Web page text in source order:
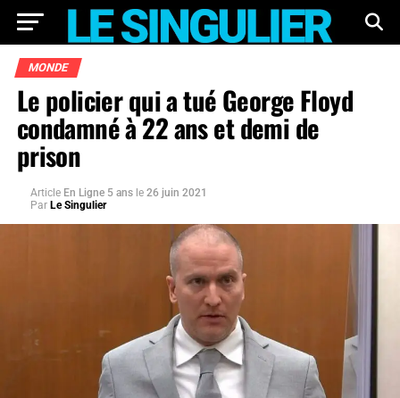
MONDE
Le policier qui a tué George Floyd
condamné à 22 ans et demi de
prison
Article En Ligne 5 ans le 26 juin 2021
Par Le Singulier